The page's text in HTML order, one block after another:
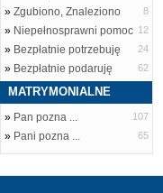
» Zgubiono, Znaleziono 8
» Niepełnosprawni pomoc 12
» Bezpłatnie potrzebuję 24
» Bezpłatnie podaruję 62
MATRYMONIALNE
» Pan pozna ... 107
» Pani pozna ... 65